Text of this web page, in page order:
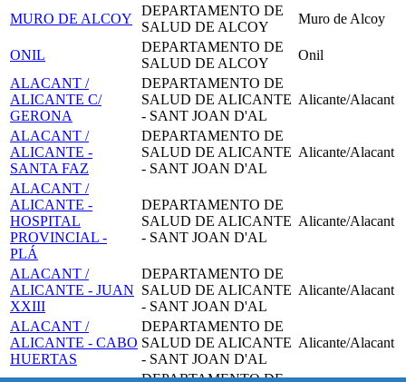
MURO DE ALCOY
DEPARTAMENTO DE
SALUD DE ALCOY
Muro de Alcoy
ONIL
DEPARTAMENTO DE
SALUD DE ALCOY
Onil
ALACANT /
ALICANTE C/
GERONA
DEPARTAMENTO DE
SALUD DE ALICANTE
- SANT JOAN D'AL
Alicante/Alacant
ALACANT /
ALICANTE -
SANTA FAZ
DEPARTAMENTO DE
SALUD DE ALICANTE
- SANT JOAN D'AL
Alicante/Alacant
ALACANT /
ALICANTE -
HOSPITAL
PROVINCIAL -
PLÁ
DEPARTAMENTO DE
SALUD DE ALICANTE
- SANT JOAN D'AL
Alicante/Alacant
ALACANT /
ALICANTE - JUAN
XXIII
DEPARTAMENTO DE
SALUD DE ALICANTE
- SANT JOAN D'AL
Alicante/Alacant
ALACANT /
ALICANTE - CABO
HUERTAS
DEPARTAMENTO DE
SALUD DE ALICANTE
- SANT JOAN D'AL
Alicante/Alacant